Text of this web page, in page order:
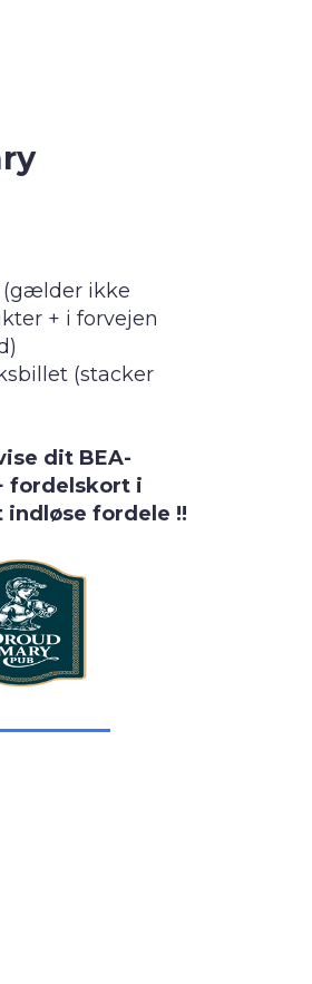
(gælder ikke
+ i forvejen
(stacker
dit BEA-
fordelskort i
indløse fordele !!